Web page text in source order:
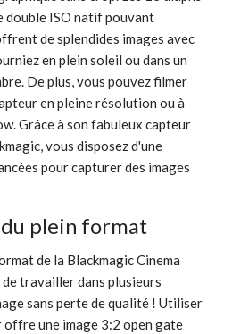
double ISO natif pouvant
de splendides images avec
en plein soleil ou dans un
De plus, vous pouvez filmer
en pleine résolution ou à
Grâce à son fabuleux capteur
vous disposez d'une
pour capturer des images
plein format
de la Blackmagic Cinema
travailler dans plusieurs
sans perte de qualité ! Utiliser
une image 3:2 open gate